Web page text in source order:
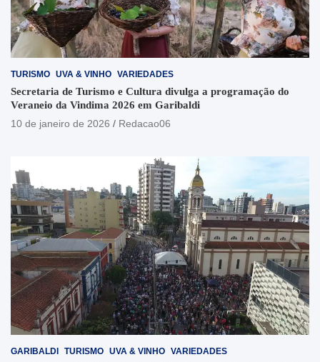
TURISMO UVA & VINHO VARIEDADES
Secretaria de Turismo e Cultura divulga a programação do
Veraneio da Vindima 2026 em Garibaldi
10 de janeiro de 2026
Redacao06
GARIBALDI TURISMO UVA & VINHO VARIEDADES